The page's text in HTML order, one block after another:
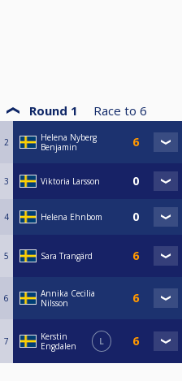
Round 1 Race to 6
2
Helena Nyberg
Benjamin
3 Viktoria Larsson
4 Helena Ehnbom
5 Sara Trangärd
6
Annika Cecilia
Nilsson
7
Kerstin
Engdalen
L